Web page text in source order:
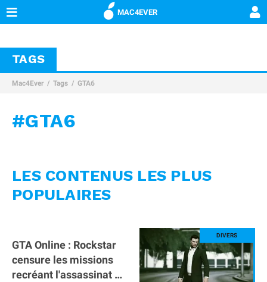
MAC4EVER
TAGS
Mac4Ever Tags GTA6
#GTA6
LES CONTENUS LES PLUS
POPULAIRES
GTA Online : Rockstar
censure les missions
recréant l'assassinat de